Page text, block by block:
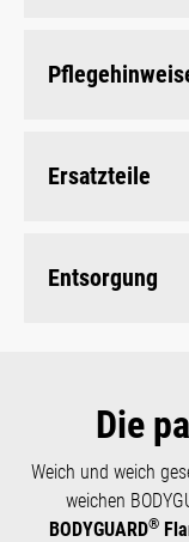
Ersatzteile
Entsorgung
Die
Weich und weich
weichen
BODYGUARD®